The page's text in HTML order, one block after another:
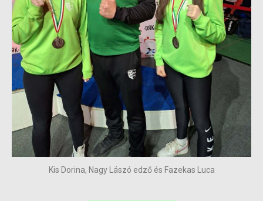
Kis Dorina, Nagy Lászó edző és Fazekas Luca